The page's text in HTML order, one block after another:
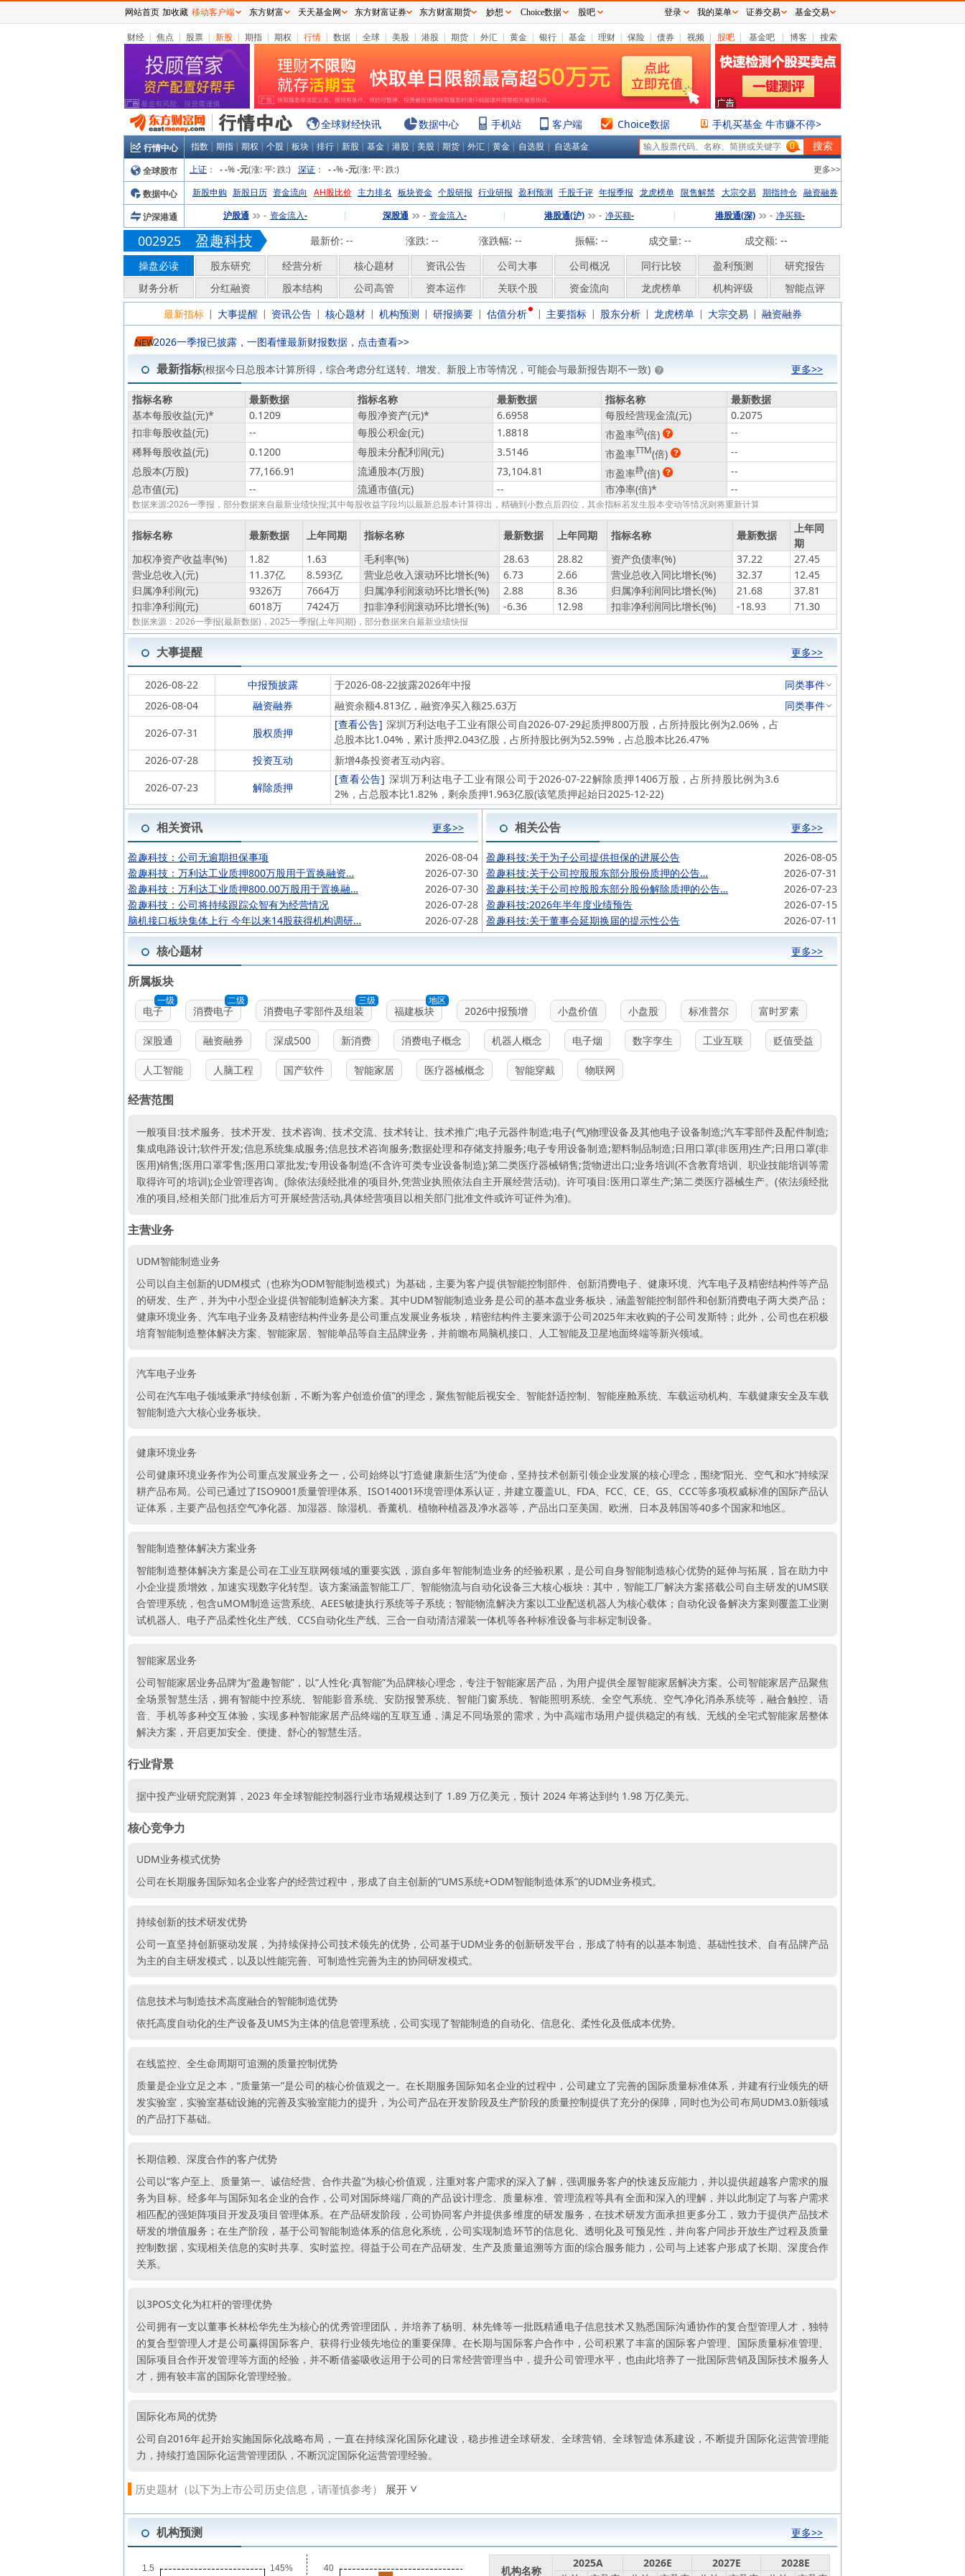
财经 | 焦点 | 股票 | 新股 | 期指 | 期权 | 行情 | 数据 | 全球 | 美股 | 港股 | 期货 | 外汇 | 黄金 | 银行 | 基金 | 理财 | 保险 | 债券 | 视频 | 股吧 | 基金吧 | 博客 | 搜索
全球财经快讯 数据中心 手机站 客户端 Choice数据 手机买基金 牛市赚不停>
行情中心 指数 | 期指 | 期权 | 个股 | 板块 | 排行 | 新股 | 基金 | 港股 | 美股 | 期货 | 外汇 | 黄金 | 自选股 | 自选基金 0
全球股市 上证 ： - -% -元(涨:平:跌:) 深证 ： - -% -元(涨:平:跌:)
更多>>
数据中心
新股申购 新股日历 资金流向 AH股比价 主力排名 板块资金 个股研报 行业研报 盈利预测 千股千评 年报季报 龙虎榜单 限售解禁 大宗交易 期指持仓 融资融券
沪深港通
沪股通 - 资金流入- | 深股通 - 资金流入- | 港股通(沪) - 净买额- | 港股通(深) - 净买额-
002925 盈趣科技 最新价: -- 涨跌: -- 涨跌幅: -- 振幅: -- 成交量: -- 成交额: --
操盘必读
股东研究 经营分析 核心题材 资讯公告 公司大事 公司概况 同行比较 盈利预测
研究报告
财务分析
分红融资 股本结构 公司高管 资本运作 关联个股 资金流向 龙虎榜单 机构评级
智能点评
最新指标 | 大事提醒 | 资讯公告 | 核心题材 | 机构预测 | 研报摘要 | 估值分析 | 主要指标 | 股东分析 | 龙虎榜单 | 大宗交易 | 融资融券
NEW2026一季报已披露，一图看懂最新财报数据，点击查看>>
最新指标(根据今日总股本计算所得，综合考虑分红送转、增发、新股上市等情况，可能会与最新报告期不一致) 更多>>
指标名称 最新数据 指标名称 最新数据 指标名称
最新数据
基本每股收益(元)* 0.1209 每股净资产(元)* 6.6958 每股经营现金流(元)
0.2075
扣非每股收益(元)
-- 每股公积金(元) 1.8818 市盈率动(倍)
--
稀释每股收益(元)
0.1200 每股未分配利润(元) 3.5146 市盈率TTM(倍)
--
总股本(万股)
77,166.91 流通股本(万股) 73,104.81 市盈率静(倍)
--
总市值(元)
-- 流通市值(元) -- 市净率(倍)* --
数据来源:2026一季报，部分数据来自最新业绩快报;其中每股收益字段均以最新总股本计算得出，精确到小数点后四位，其余指标若发生股本变动等情况则将重新计算
指标名称 最新数据 上年同期 指标名称 最新数据 上年同期 指标名称 最新数据
上年同
期
加权净资产收益率(%)
1.82 1.63 毛利率(%) 28.63 28.82 资产负债率(%) 37.22
27.45
营业总收入(元)
11.37亿 8.593亿 营业总收入滚动环比增长(%) 6.73 2.66 营业总收入同比增长(%) 32.37
12.45
归属净利润(元)
9326万 7664万 归属净利润滚动环比增长(%) 2.88 8.36 归属净利润同比增长(%) 21.68
37.81
扣非净利润(元)
6018万 7424万 扣非净利润滚动环比增长(%) -6.36 12.98 扣非净利润同比增长(%) -18.93 71.30
数据来源：2026一季报(最新数据)，2025一季报(上年同期)，部分数据来自最新业绩快报
大事提醒 更多>>
2026-08-22 中报预披露 于2026-08-22披露2026年中报
同类事件
2026-08-04
融资融券 融资余额4.813亿，融资净买入额25.63万
同类事件
2026-07-31
股权质押
[查看公告] 深圳万利达电子工业有限公司自2026-07-29起质押800万股，占所持股比例为2.06%，占
总股本比1.04%，累计质押2.043亿股，占所持股比例为52.59%，占总股本比26.47%
2026-07-28
投资互动
新增4条投资者互动内容。
2026-07-23
解除质押
[查看公告] 深圳万利达电子工业有限公司于2026-07-22解除质押1406万股，占所持股比例为3.6
2%，占总股本比1.82%，剩余质押1.963亿股(该笔质押起始日2025-12-22)
相关资讯 更多>>
盈趣科技：公司无逾期担保事项
2026-08-04
盈趣科技：万利达工业质押800万股用于置换融资…
2026-07-30
盈趣科技：万利达工业质押800.00万股用于置换融…
2026-07-30
盈趣科技：公司将持续跟踪众智有为经营情况
2026-07-28
脑机接口板块集体上行 今年以来14股获得机构调研…
2026-07-28
相关公告 更多>>
盈趣科技:关于为子公司提供担保的进展公告
2026-08-05
盈趣科技:关于公司控股股东部分股份质押的公告…
2026-07-31
盈趣科技:关于公司控股股东部分股份解除质押的公告…
2026-07-23
盈趣科技:2026年半年度业绩预告
2026-07-15
盈趣科技:关于董事会延期换届的提示性公告
2026-07-11
核心题材 更多>>
所属板块
一级
电子
二级
消费电子
三级
消费电子零部件及组装
地区
福建板块 2026中报预增 小盘价值 小盘股 标准普尔 富时罗素
深股通 融资融券 深成500 新消费 消费电子概念 机器人概念 电子烟 数字孪生 工业互联 贬值受益
人工智能 人脑工程 国产软件 智能家居 医疗器械概念 智能穿戴 物联网
经营范围
一般项目:技术服务、技术开发、技术咨询、技术交流、技术转让、技术推广;电子元器件制造;电子(气)物理设备及其他电子设备制造;汽车零部件及配件制造;
集成电路设计;软件开发;信息系统集成服务;信息技术咨询服务;数据处理和存储支持服务;电子专用设备制造;塑料制品制造;日用口罩(非医用)生产;日用口罩(非
医用)销售;医用口罩零售;医用口罩批发;专用设备制造(不含许可类专业设备制造);第二类医疗器械销售;货物进出口;业务培训(不含教育培训、职业技能培训等需
取得许可的培训);企业管理咨询。(除依法须经批准的项目外,凭营业执照依法自主开展经营活动)。许可项目:医用口罩生产;第二类医疗器械生产。(依法须经批
准的项目,经相关部门批准后方可开展经营活动,具体经营项目以相关部门批准文件或许可证件为准)。
主营业务
UDM智能制造业务
公司以自主创新的UDM模式（也称为ODM智能制造模式）为基础，主要为客户提供智能控制部件、创新消费电子、健康环境、汽车电子及精密结构件等产品
的研发、生产，并为中小型企业提供智能制造解决方案。其中UDM智能制造业务是公司的基本盘业务板块，涵盖智能控制部件和创新消费电子两大类产品；
健康环境业务、汽车电子业务及精密结构件业务是公司重点发展业务板块，精密结构件主要来源于公司2025年末收购的子公司发斯特；此外，公司也在积极
培育智能制造整体解决方案、智能家居、智能单品等自主品牌业务，并前瞻布局脑机接口、人工智能及卫星地面终端等新兴领域。
汽车电子业务
公司在汽车电子领域秉承“持续创新，不断为客户创造价值”的理念，聚焦智能后视安全、智能舒适控制、智能座舱系统、车载运动机构、车载健康安全及车载
智能制造六大核心业务板块。
健康环境业务
公司健康环境业务作为公司重点发展业务之一，公司始终以“打造健康新生活”为使命，坚持技术创新引领企业发展的核心理念，围绕“阳光、空气和水”持续深
耕产品布局。公司已通过了ISO9001质量管理体系、ISO14001环境管理体系认证，并建立覆盖UL、FDA、FCC、CE、GS、CCC等多项权威标准的国际产品认
证体系，主要产品包括空气净化器、加湿器、除湿机、香薰机、植物种植器及净水器等，产品出口至美国、欧洲、日本及韩国等40多个国家和地区。
智能制造整体解决方案业务
智能制造整体解决方案是公司在工业互联网领域的重要实践，源自多年智能制造业务的经验积累，是公司自身智能制造核心优势的延伸与拓展，旨在助力中
小企业提质增效，加速实现数字化转型。该方案涵盖智能工厂、智能物流与自动化设备三大核心板块：其中，智能工厂解决方案搭载公司自主研发的UMS联
合管理系统，包含uMOM制造运营系统、AEES敏捷执行系统等子系统；智能物流解决方案以工业配送机器人为核心载体；自动化设备解决方案则覆盖工业测
试机器人、电子产品柔性化生产线、CCS自动化生产线、三合一自动清洁灌装一体机等各种标准设备与非标定制设备。
智能家居业务
公司智能家居业务品牌为“盈趣智能”，以“人性化·真智能”为品牌核心理念，专注于智能家居产品，为用户提供全屋智能家居解决方案。公司智能家居产品聚焦
全场景智慧生活，拥有智能中控系统、智能影音系统、安防报警系统、智能门窗系统、智能照明系统、全空气系统、空气净化消杀系统等，融合触控、语
音、手机等多种交互体验，实现多种智能家居产品终端的互联互通，满足不同场景的需求，为中高端市场用户提供稳定的有线、无线的全宅式智能家居整体
解决方案，开启更加安全、便捷、舒心的智慧生活。
行业背景
据中投产业研究院测算，2023 年全球智能控制器行业市场规模达到了 1.89 万亿美元，预计 2024 年将达到约 1.98 万亿美元。
核心竞争力
UDM业务模式优势
公司在长期服务国际知名企业客户的经营过程中，形成了自主创新的“UMS系统+ODM智能制造体系”的UDM业务模式。
持续创新的技术研发优势
公司一直坚持创新驱动发展，为持续保持公司技术领先的优势，公司基于UDM业务的创新研发平台，形成了特有的以基本制造、基础性技术、自有品牌产品
为主的自主研发模式，以及以性能完善、可制造性完善为主的协同研发模式。
信息技术与制造技术高度融合的智能制造优势
依托高度自动化的生产设备及UMS为主体的信息管理系统，公司实现了智能制造的自动化、信息化、柔性化及低成本优势。
在线监控、全生命周期可追溯的质量控制优势
质量是企业立足之本，“质量第一”是公司的核心价值观之一。在长期服务国际知名企业的过程中，公司建立了完善的国际质量标准体系，并建有行业领先的研
发实验室，实验室基础设施的完善及实验室能力的提升，为公司产品在开发阶段及生产阶段的质量控制提供了充分的保障，同时也为公司布局UDM3.0新领域
的产品打下基础。
长期信赖、深度合作的客户优势
公司以“客户至上、质量第一、诚信经营、合作共盈”为核心价值观，注重对客户需求的深入了解，强调服务客户的快速反应能力，并以提供超越客户需求的服
务为目标。经多年与国际知名企业的合作，公司对国际终端厂商的产品设计理念、质量标准、管理流程等具有全面和深入的理解，并以此制定了与客户需求
相匹配的强矩阵项目开发及项目管理体系。在产品研发阶段，公司协同客户并提供多维度的研发服务，在技术研发方面承担更多分工，致力于提供产品技术
研发的增值服务；在生产阶段，基于公司智能制造体系的信息化系统，公司实现制造环节的信息化、透明化及可预见性，并向客户同步开放生产过程及质量
控制数据，实现相关信息的实时共享、实时监控。得益于公司在产品研发、生产及质量追溯等方面的综合服务能力，公司与上述客户形成了长期、深度合作
关系。
以3POS文化为杠杆的管理优势
公司拥有一支以董事长林松华先生为核心的优秀管理团队，并培养了杨明、林先锋等一批既精通电子信息技术又熟悉国际沟通协作的复合型管理人才，独特
的复合型管理人才是公司赢得国际客户、获得行业领先地位的重要保障。在长期与国际客户合作中，公司积累了丰富的国际客户管理、国际质量标准管理、
国际项目合作开发管理等方面的经验，并不断借鉴吸收运用于公司的日常经营管理当中，提升公司管理水平，也由此培养了一批国际营销及国际技术服务人
才，拥有较丰富的国际化管理经验。
国际化布局的优势
公司自2016年起开始实施国际化战略布局，一直在持续深化国际化建设，稳步推进全球研发、全球营销、全球智造体系建设，不断提升国际化运营管理能
力，持续打造国际化运营管理团队，不断沉淀国际化运营管理经验。
历史题材（以下为上市公司历史信息，请谨慎参考） 展开
机构预测 更多>>
机构名称
2025A 2026E 2027E
2028E
网站首页 加收藏 移动客户端 东方财富 天天基金网 东方财富证券 东方财富期货 妙想 Choice数据 股吧 登录 我的菜单 证券交易 基金交易